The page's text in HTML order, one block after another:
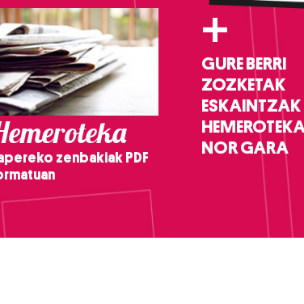
zenbakiak PDF
+
GURE BERRI
ZOZKETAK
ESKAINTZAK
NOR GARA